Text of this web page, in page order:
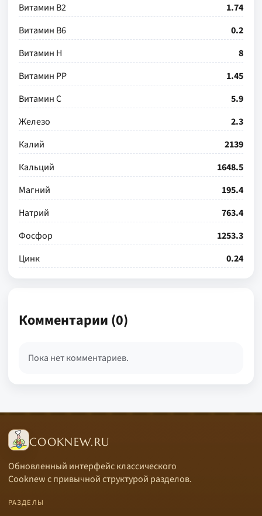
Витамин В2
1.74
Витамин В6
0.2
Витамин Н
8
Витамин РР
1.45
Витамин С
5.9
Железо
2.3
Калий
2139
Кальций
1648.5
Магний
195.4
Натрий
763.4
Фосфор
1253.3
Цинк
0.24
Комментарии (0)
Пока нет комментариев.
COOKNEW.RU
Обновленный интерфейс классического
Cooknew с привычной структурой разделов.
РАЗДЕЛЫ